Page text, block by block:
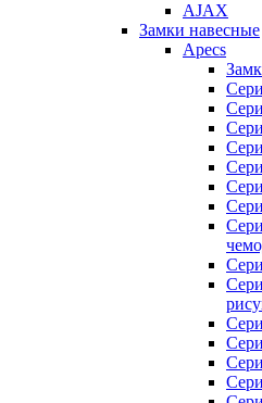
AJAX
Замки навесные
Apecs